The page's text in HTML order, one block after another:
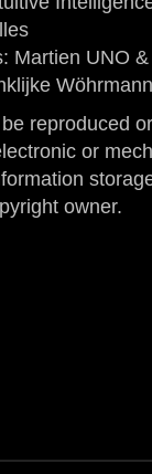
Martien UNO
reproduced
or
owner.